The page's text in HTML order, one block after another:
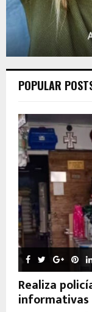
POPULAR
Realiza
informativas